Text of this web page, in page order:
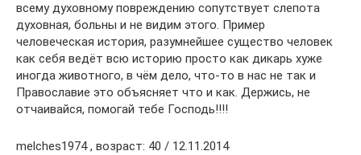
всему духовному повреждению сопутствует слепота
духовная, больны и не видим этого. Пример
человеческая история, разумнейшее существо человек
как себя ведёт всю историю просто как дикарь хуже
иногда животного, в чём дело, что-то в нас не так и
Православие это объясняет что и как. Держись, не
отчаивайся, помогай тебе Господь!!!!
melches1974 , возраст: 40 / 12.11.2014